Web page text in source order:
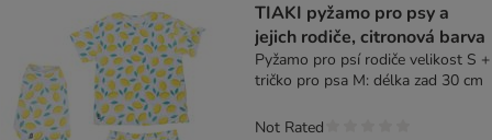
TIAKI pyžamo pro psy a
jejich rodiče, citronová barva
Pyžamo pro psí rodiče velikost S +
tričko pro psa M: délka zad 30 cm
Not Rated